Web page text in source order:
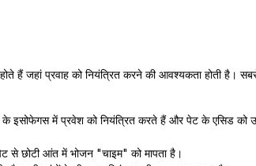
हैं जहां प्रवाह को नियंत्रित करने की आवश्यकता होती है। सबसे
इसोफेगस में प्रवेश को नियंत्रित करते हैं और पेट के एसिड को
छोटी आंत में भोजन "चाइम" को मापता है।